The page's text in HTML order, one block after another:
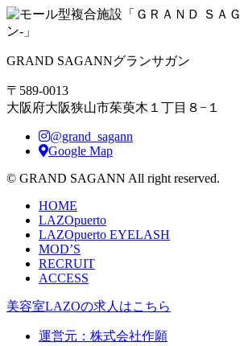
GRAND SAGANNグランサガン
〒589-0013
大阪府大阪狭山市茱萸木１丁目８−１
@grand_sagann
Google Map
© GRAND SAGANN All right reserved.
HOME
LAZOpuerto
LAZOpuerto EYELASH
MOD’S
RECRUIT
ACCESS
美容室LAZOの求人はこちら
運営元：株式会社作願